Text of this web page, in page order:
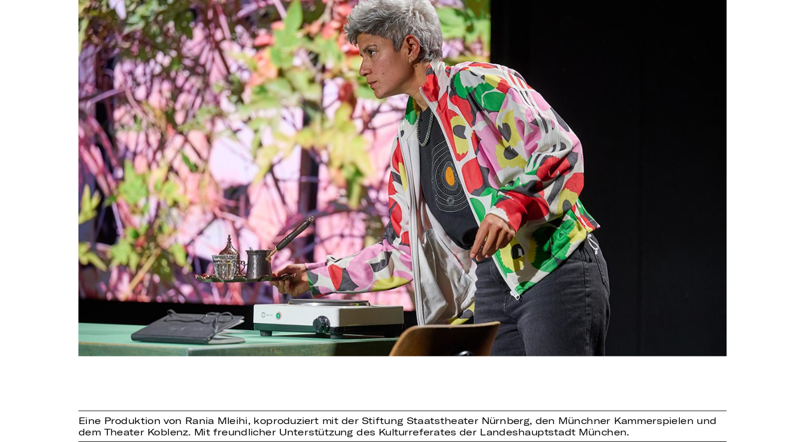
Eine Produktion von Rania Mleihi, koproduziert mit der Stiftung Staatstheater Nürnberg, den Münchner Kammerspielen und
dem Theater Koblenz. Mit freundlicher Unterstützung des Kulturreferates der Landeshauptstadt München.